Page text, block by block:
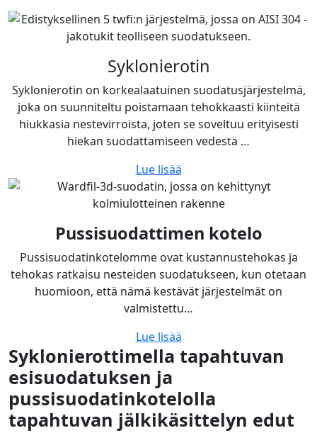
Syklonierotin
Syklonierotin on korkealaatuinen suodatusjärjestelmä,
joka on suunniteltu poistamaan tehokkaasti kiinteitä
hiukkasia nestevirroista, joten se soveltuu erityisesti
hiekan suodattamiseen vedestä …
Lue lisää
Pussisuodattimen kotelo
Pussisuodatinkotelomme ovat kustannustehokas ja
tehokas ratkaisu nesteiden suodatukseen, kun otetaan
huomioon, että nämä kestävät järjestelmät on
valmistettu…
Lue lisää
Syklonierottimella tapahtuvan
esisuodatuksen ja
pussisuodatinkotelolla
tapahtuvan jälkikäsittelyn edut